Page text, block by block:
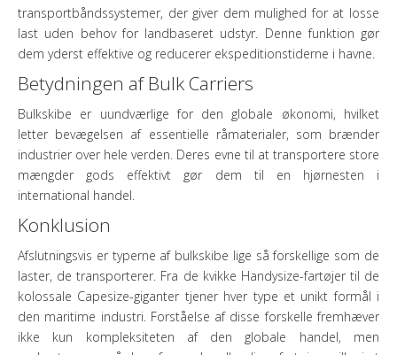
transportbåndssystemer, der giver dem mulighed for at losse
last uden behov for landbaseret udstyr. Denne funktion gør
dem yderst effektive og reducerer ekspeditionstiderne i havne.
Betydningen af ​​Bulk Carriers
Bulkskibe er uundværlige for den globale økonomi, hvilket
letter bevægelsen af ​​essentielle råmaterialer, som brænder
industrier over hele verden. Deres evne til at transportere store
mængder gods effektivt gør dem til en hjørnesten i
international handel.
Konklusion
Afslutningsvis er typerne af bulkskibe lige så forskellige som de
laster, de transporterer. Fra de kvikke Handysize-fartøjer til de
kolossale Capesize-giganter tjener hver type et unikt formål i
den maritime industri. Forståelse af disse forskelle fremhæver
ikke kun kompleksiteten af ​​den globale handel, men